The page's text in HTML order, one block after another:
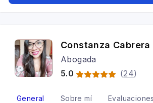
Constanza Cabrera
Abogada
5.0
(24)
General Sobre mí Evaluaciones